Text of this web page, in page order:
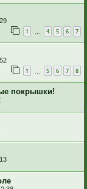
1 4 5 6 7
1 5 6 7 8
покрышки!